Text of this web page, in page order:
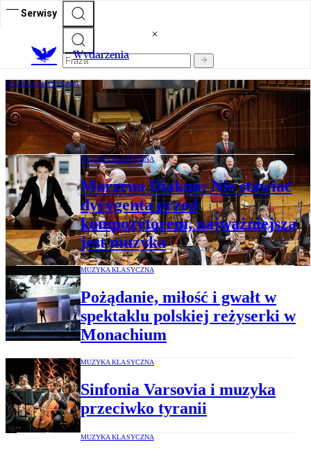
Serwisy
Wydarzenia
MUZYKA KLASYCZNA
Trzydziestoletni Beethoven zaczyna
drugie życie na festiwalu
MUZYKA KLASYCZNA
Marzena Diakun: Nie stawiać
dyrygenta przed
kompozytorem, najważniejsza
jest muzyka
MUZYKA KLASYCZNA
Pożądanie, miłość i gwałt w
spektaklu polskiej reżyserki w
Monachium
MUZYKA KLASYCZNA
Sinfonia Varsovia i muzyka
przeciwko tyranii
MUZYKA KLASYCZNA